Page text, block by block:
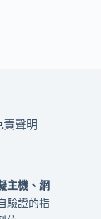
責聲明
主機、網
驗證的指